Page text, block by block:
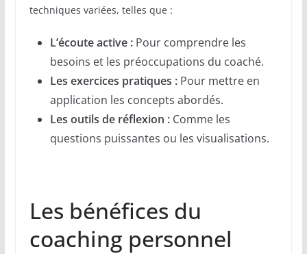
techniques variées, telles que :
L’écoute active :Pour comprendre les
besoins et les préoccupations du coaché.
Les exercices pratiques :Pour mettre en
application les concepts abordés.
Les outils de réflexion :Comme les
questions puissantes ou les visualisations.
Les bénéfices du
coaching personnel